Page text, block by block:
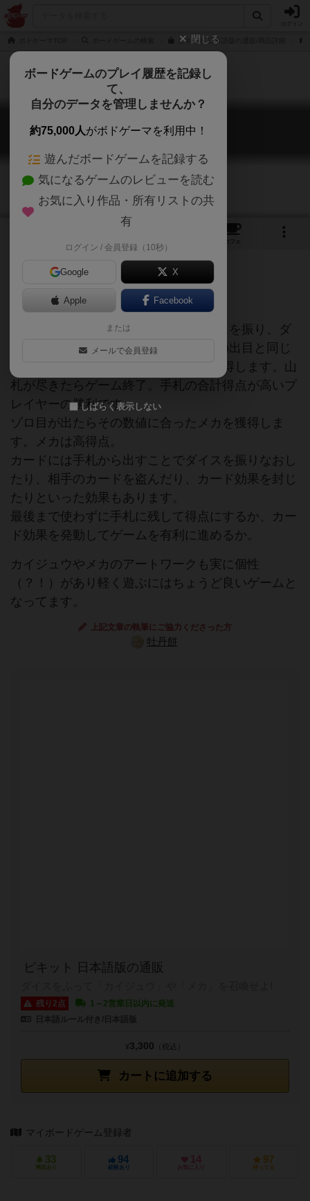
ピキット 日本語版の通販/商品詳細
ピキット
Pikit
カフェ
独特のアートワークで盛り上がる
「ピキット」は、毎ターン2個のダイスを振り、ダ
イスの数字を足し引きした数字や2個の出目と同じ
場に並べられたカイジュウカードを獲得します。山
札が尽きたらゲーム終了。手札の合計得点が高いプ
レイヤーの勝利です。
ゾロ目が出たらその数値に合ったメカを獲得しま
す。メカは高得点。
カードには手札から出すことでダイスを振りなおし
たり、相手のカードを盗んだり、カード効果を封じ
たりといった効果もあります。
最後まで使わずに手札に残して得点にするか、カー
ド効果を発動してゲームを有利に進めるか。
カイジュウやメカのアートワークも実に個性
（？！）があり軽く遊ぶにはちょうど良いゲームと
なってます。
上記文章の執筆にご協力くださった方
牡丹餅
ピキット 日本語版の通販
残り2点
1～2営業日以内に発送
カートに追加する
¥3,300 （税込）
マイボードゲーム登録者
33
興味あり
94
経験あり
14
お気に入り
97
持ってる
閉じる
ボードゲームのプレイ履歴を記録し
て、
自分のデータを管理しませんか？
約75,000人がボドゲーマを利用中！
遊んだボードゲームを記録する
気になるゲームのレビューを読む
お気に入り作品・所有リストの共
有
ログイン / 会員登録（10秒）
Google X
Apple Facebook
または
メールで会員登録
しばらく表示しない